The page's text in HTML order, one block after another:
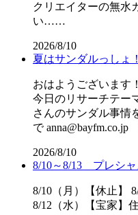
クリエイターの無水
い……
2026/8/10
夏はサンダルっしょ！
おはようございます
今日のリサーチテー
さんのサンダル事情
で
2026/8/10
8/10～8/13 プレシャ
8/10（月）【休止】
8/12（水）【宝家】